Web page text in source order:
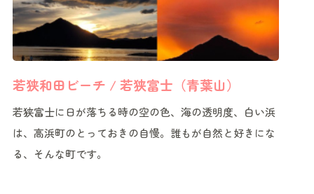
若狭和田ビーチ / 若狭富士（青葉山）
若狭富士に日が落ちる時の空の色、海の透明度、白い浜
は、高浜町のとっておきの自慢。誰もが自然と好きにな
る、そんな町です。